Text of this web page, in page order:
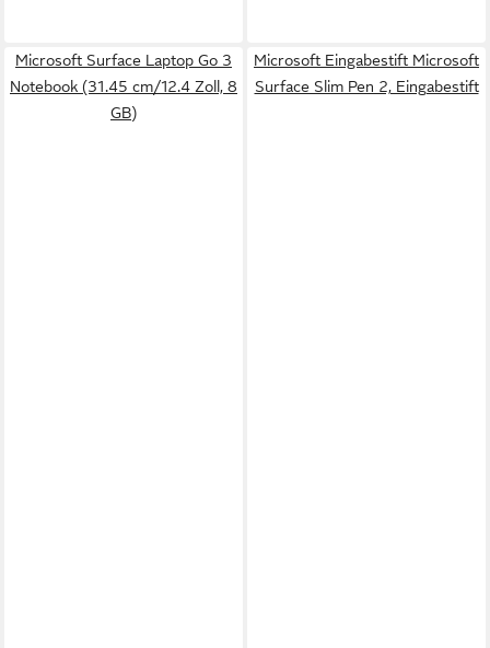
Microsoft Surface Laptop Go 3
Notebook (31.45 cm/12.4 Zoll, 8
GB)
Microsoft Eingabestift Microsoft
Surface Slim Pen 2, Eingabestift